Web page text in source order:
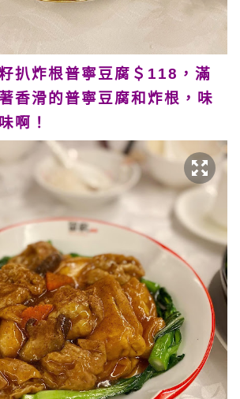
扒炸根普寧豆腐＄118，滿
香滑的普寧豆腐和炸根，味
啊！